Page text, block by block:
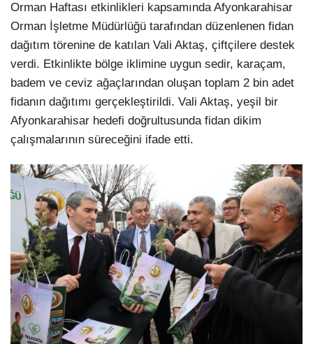
Orman Haftası etkinlikleri kapsamında Afyonkarahisar
Orman İşletme Müdürlüğü tarafından düzenlenen fidan
dağıtım törenine de katılan Vali Aktaş, çiftçilere destek
verdi. Etkinlikte bölge iklimine uygun sedir, karaçam,
badem ve ceviz ağaçlarından oluşan toplam 2 bin adet
fidanın dağıtımı gerçekleştirildi. Vali Aktaş, yeşil bir
Afyonkarahisar hedefi doğrultusunda fidan dikim
çalışmalarının süreceğini ifade etti.